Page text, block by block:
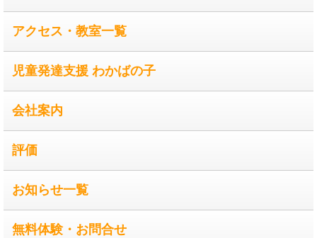
アクセス・教室一覧
児童発達支援 わかばの子
会社案内
評価
お知らせ一覧
無料体験・お問合せ